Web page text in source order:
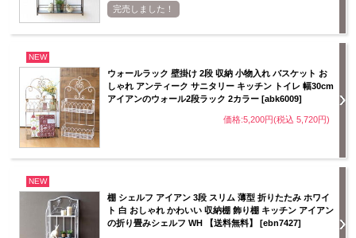
完売しました！
NEW
ウォールラック 壁掛け 2段 収納 小物入れ バスケット お
しゃれ アンティーク サニタリー キッチン トイレ 幅30cm
アイアンのウォール2段ラック 2カラー [abk6009]
価格:5,200円(税込 5,720円)
NEW
棚 シェルフ アイアン 3段 スリム 薄型 折りたたみ ホワイ
ト 白 おしゃれ かわいい 収納棚 飾り棚 キッチン アイアン
の折り畳みシェルフ WH 【送料無料】 [ebn7427]